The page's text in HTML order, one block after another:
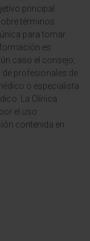
principal
términos
para tomar
es
caso el consejo,
profesionales de
o especialista
La Clínica
el uso
contenida en